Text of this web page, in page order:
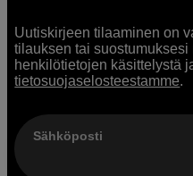
Uutiskirjeen tilaaminen on
tilauksen tai
henkilötietojen käsittelystä
tietosuojaselosteestamme.
Sähköposti